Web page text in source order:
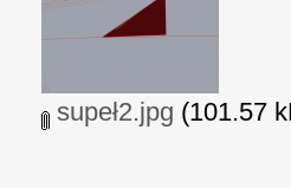
supeł2.jpg (101.57